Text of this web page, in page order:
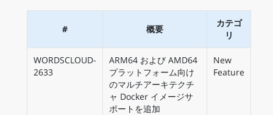
# 概要
カテゴ
リ
WORDSCLOUD-
2633
ARM64 および AMD64
プラットフォーム向け
のマルチアーキテクチ
ャ Docker イメージサ
ポートを追加
New
Feature